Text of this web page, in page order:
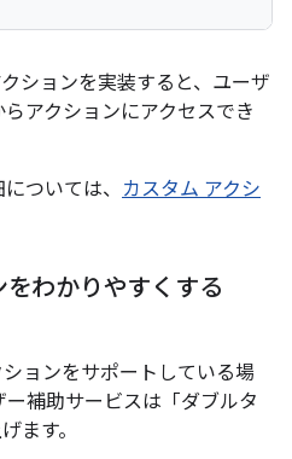
ションを実装すると、ユーザ
アクションにアクセスでき
ついては、 カスタム アクシ
わかりやすくする
ョンをサポートしている場
補助サービスは「ダブルタ
ます。